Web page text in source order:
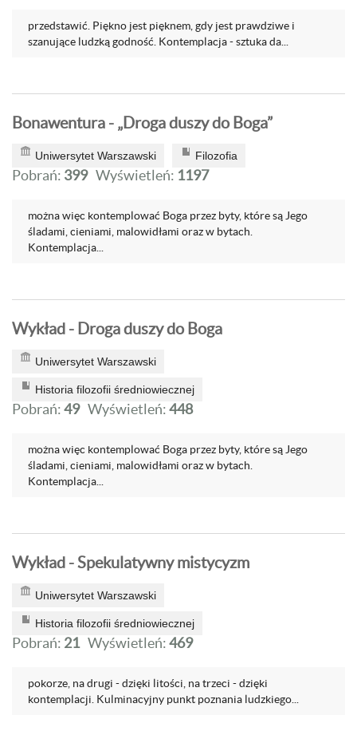
przedstawić. Piękno jest pięknem, gdy jest prawdziwe i
szanujące ludzką godność. Kontemplacja - sztuka da...
Bonawentura - „Droga duszy do Boga”
Uniwersytet Warszawski Filozofia
Pobrań: 399 Wyświetleń: 1197
można więc kontemplować Boga przez byty, które są Jego
śladami, cieniami, malowidłami oraz w bytach.
Kontemplacja...
Wykład - Droga duszy do Boga
Uniwersytet Warszawski
Historia filozofii średniowiecznej
Pobrań:49 Wyświetleń:448
można więc kontemplować Boga przez byty, które są Jego
śladami, cieniami, malowidłami oraz w bytach.
Kontemplacja...
Wykład - Spekulatywny mistycyzm
Uniwersytet Warszawski
Historia filozofii średniowiecznej
Pobrań: 21 Wyświetleń:469
pokorze, na drugi - dzięki litości, na trzeci - dzięki
kontemplacji. Kulminacyjny punkt poznania ludzkiego...